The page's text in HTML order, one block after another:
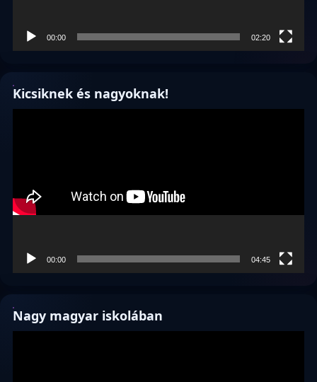
00:00 02:20
Kicsiknek és nagyoknak!
00:00 04:45
Nagy magyar iskolában